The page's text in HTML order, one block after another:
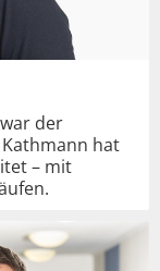
der
hat
– mit